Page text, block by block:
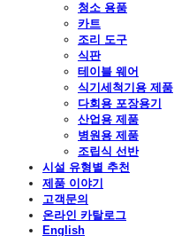
청소 용품
카트
조리 도구
식판
테이블 웨어
식기세척기용 제품
다회용 포장용기
산업용 제품
병원용 제품
조립식 선반
시설 유형별 추천
제품 이야기
고객문의
온라인 카탈로그
English